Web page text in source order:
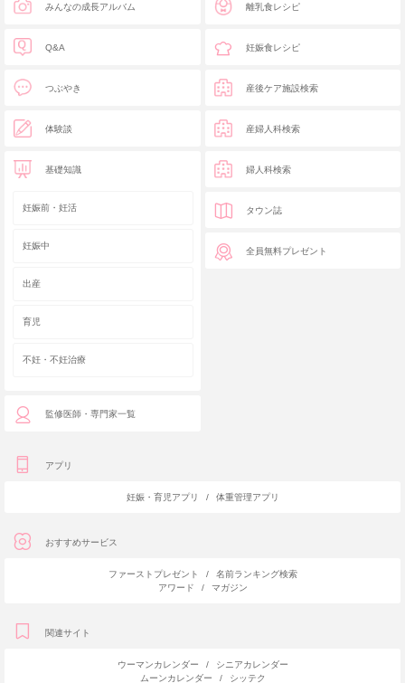
みんなの成長アルバム
Q&A
つぶやき
体験談
基礎知識
妊娠前・妊活
妊娠中
出産
育児
不妊・不妊治療
監修医師・専門家一覧
離乳食レシピ
妊娠食レシピ
産後ケア施設検索
産婦人科検索
婦人科検索
タウン誌
全員無料プレゼント
アプリ
妊娠・育児アプリ / 体重管理アプリ
おすすめサービス
ファーストプレゼント /
名前ランキング検索
アワード
/ マガジン
関連サイト
ウーマンカレンダー /
シニアカレンダー
ムーンカレンダー
/
シッテク